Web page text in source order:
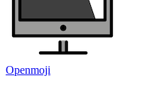
Openmoji